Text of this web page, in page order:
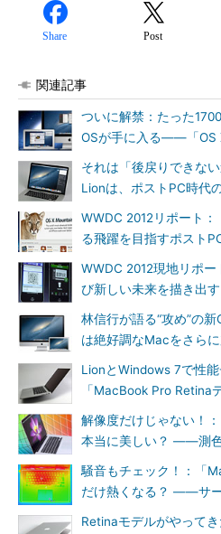
Share Post
関連記事
ついに解禁：たった
OSが手に入る――「OS
それは「後戻りできな
Lionは、ポストPC時代
WWDC 2012リポート
る飛躍を目指すポスト
WWDC 2012現地リポ
び新しい未来を描き出す
林信行が語る“攻め”の
は絶好調なMacをさら
LionとWindows 7で性
「MacBook Pro Retina
解像度だけじゃない！
本当に美しい？ ――測
騒音もチェック！：「
だけ熱くなる？ ――サ
Retinaモデルがやって